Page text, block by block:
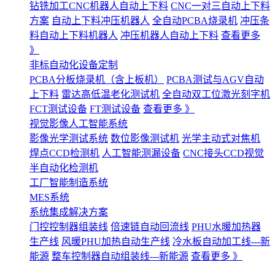
钻铣加工CNC机器人自动上下料 CNC一对三自动上下料
方案 自动上下料冲压机器人 全自动PCBA烧录机 冲压条
料自动上下料机器人 冲压机器人自动上下料 查看更多
》
非标自动化设备定制
PCBA分板烧录机（含上板机）
PCBA测试与AGV自动
上下料 雷达高低温老化测试机 全自动双工位激光刻字机
FCT测试设备 FT测试设备 查看更多 》
视觉影像人工智能系统
影像光学测试系统 数位影像测试机 光学主动式对焦机
焊点CCD检测机 人工智能测漏设备 CNC接头CCD视觉
半自动化检测机
工厂智能制造系统
MES系统
系统集成解决方案
门控控制器组装线 倍速链自动回流线 PHU水暖加热器
生产线 风暖PHU加热自动生产线 冷水板自动加工线---新
能源 整车控制器自动组装线---新能源 查看更多 》